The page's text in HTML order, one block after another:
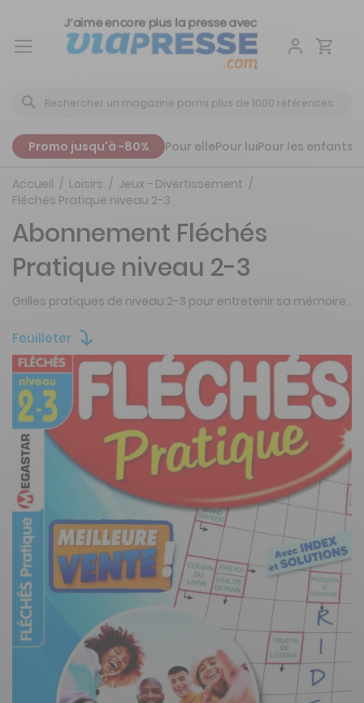
Aller
Promo jusqu'à -80% Pour ellePour luiPour les enfants
Accueil Loisirs
Jeux - Divertissement
Fléchés Pratique niveau 2-3
Feuilleter
Abonnement Fléchés
Pratique niveau 2-3
Grilles pratiques de niveau 2-3 pour entretenir sa mémoire.